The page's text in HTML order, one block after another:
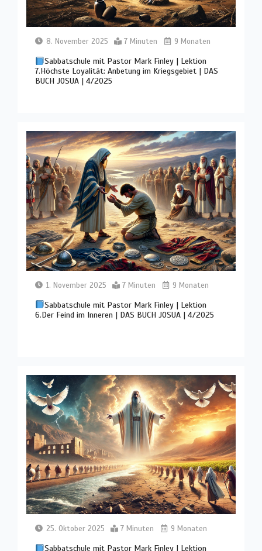
8. November 2025 7 Minuten 9 Monaten
Sabbatschule mit Pastor Mark Finley | Lektion
7.Höchste Loyalität: Anbetung im Kriegsgebiet | DAS
BUCH JOSUA | 4/2025
1. November 2025 7 Minuten 9 Monaten
Sabbatschule mit Pastor Mark Finley | Lektion
6.Der Feind im Inneren | DAS BUCH JOSUA | 4/2025
25. Oktober 2025 7 Minuten 9 Monaten
Sabbatschule mit Pastor Mark Finley | Lektion